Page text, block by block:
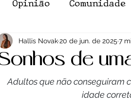
Opinião Comunidade
Esporte e Saúde
Jogos Saúde
de
Hallis Novak20 de jun. de 2025 7
Adultos que não conseguiram
idade